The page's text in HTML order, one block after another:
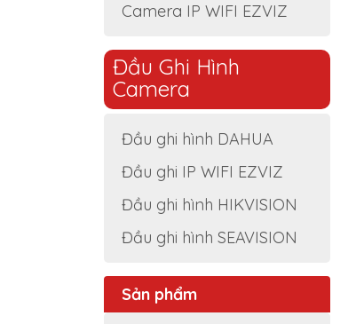
Camera IP WIFI EZVIZ
Đầu Ghi Hình
Camera
Đầu ghi hình DAHUA
Đầu ghi IP WIFI EZVIZ
Đầu ghi hình HIKVISION
Đầu ghi hình SEAVISION
Sản phẩm